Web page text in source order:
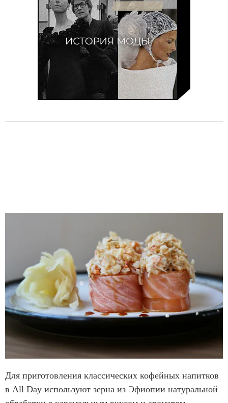
Для приготовления классических кофейных напитков
в All Day используют зерна из Эфиопии натуральной